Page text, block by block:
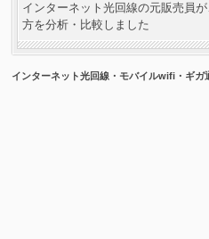
インターネット光回線の元販売員
方を分析・比較しました
インターネット光回線・モバイルwifi・ギガ